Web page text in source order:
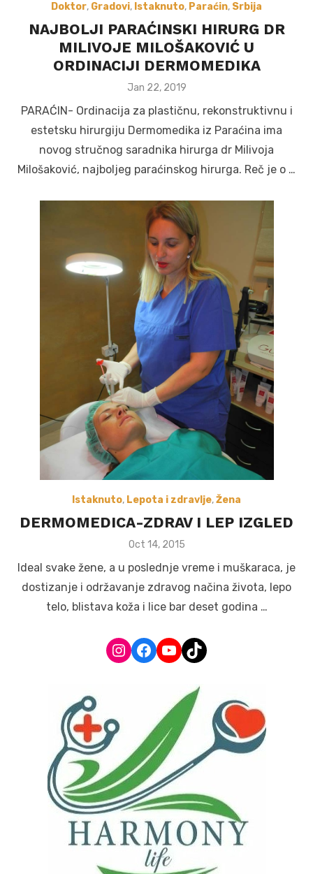
Doktor, Gradovi, Istaknuto, Paraćin, Srbija
NAJBOLJI PARAĆINSKI HIRURG DR
MILIVOJE MILOŠAKOVIĆ U
ORDINACIJI DERMOMEDIKA
Posted
Jan 22, 2019
PARAĆIN- Ordinacija za plastičnu, rekonstruktivnu i
estetsku hirurgiju Dermomedika iz Paraćina ima
novog stručnog saradnika hirurga dr Milivoja
Milošaković, najboljeg paraćinskog hirurga. Reč je o …
Istaknuto, Lepota i zdravlje,Žena
DERMOMEDICA-ZDRAV I LEP IZGLED
Posted
Oct 14, 2015
Ideal svake žene, a u poslednje vreme i muškaraca, je
dostizanje i održavanje zdravog načina života, lepo
telo, blistava koža i lice bar deset godina …
Instagram
Facebook
YouTube
TikTok